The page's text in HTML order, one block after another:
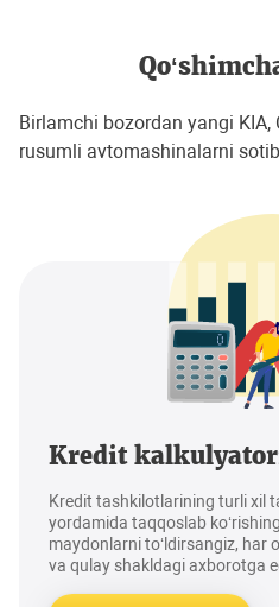
Birlamchi bozordan yangi KIA,
rusumli avtomashinalarni
Kredit
Kredit tashkilotlarining turli xil
yordamida taqqoslab
maydonlarni to‘ldirsangiz, har
va qulay shakldagi axborotga